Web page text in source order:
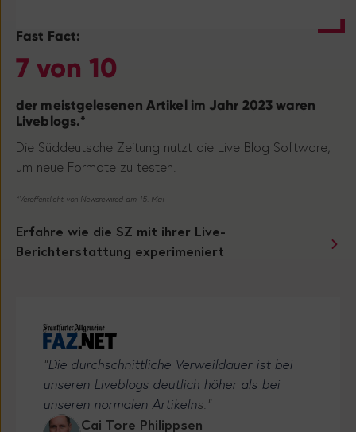
Fast Fact:
7 von 10
der meistgelesenen Artikel im Jahr 2023 waren
Liveblogs.*
Die Süddeutsche Zeitung nutzt die Live Blog Software,
um neue Formate zu testen.
*Veröffentlicht von Newsrewired am 15. Mai
Erfahre wie die SZ mit ihrer Live-
Berichterstattung experimeniert
“Die durchschnittliche Verweildauer ist bei
unseren Liveblogs deutlich höher als bei
unseren normalen Artikelns.”
Cai Tore Philippsen